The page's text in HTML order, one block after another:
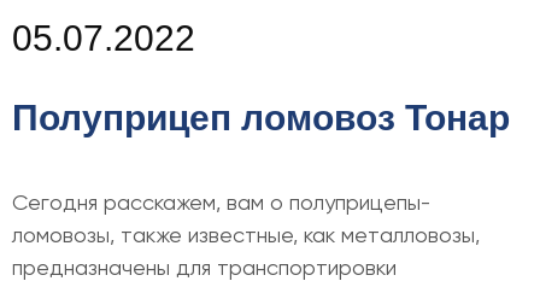
05.07.2022
Полуприцеп ломовоз Тонар
Сегодня расскажем, вам о полуприцепы-
ломовозы, также известные, как металловозы,
предназначены для транспортировки